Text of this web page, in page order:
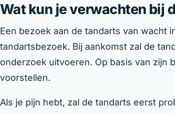
Wat kun je verwachten bij
Een bezoek aan de tandarts van wacht
tandartsbezoek. Bij aankomst zal de
onderzoek uitvoeren. Op basis van zijn
voorstellen.
Als je pijn hebt, zal de tandarts eerst